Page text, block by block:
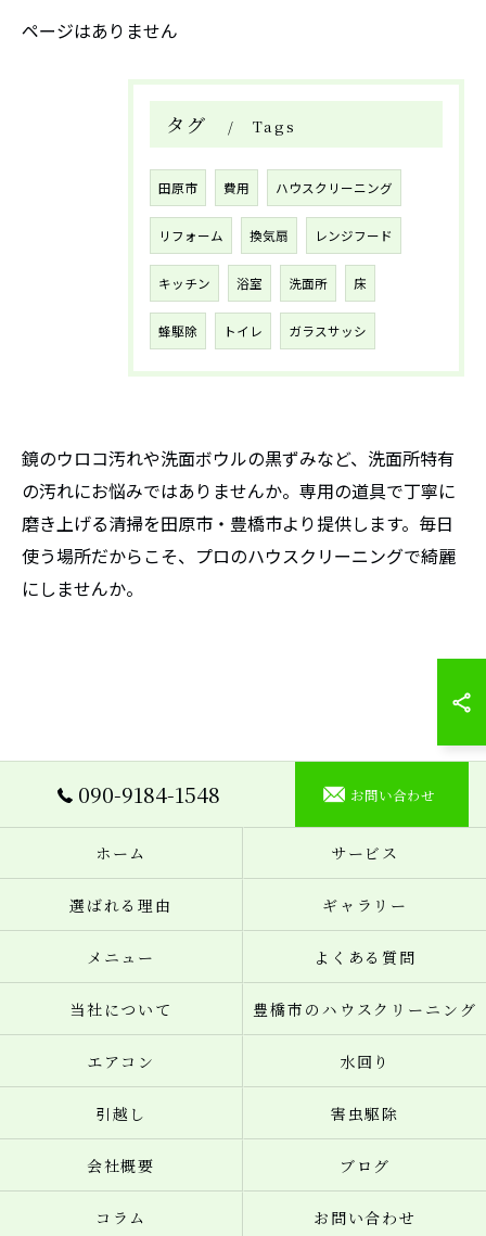
ページはありません
タグ Tags
田原市 費用 ハウスクリーニング
リフォーム 換気扇 レンジフード
キッチン 浴室 洗面所 床
蜂駆除 トイレ ガラスサッシ
鏡のウロコ汚れや洗面ボウルの黒ずみなど、洗面所特有
の汚れにお悩みではありませんか。専用の道具で丁寧に
磨き上げる清掃を田原市・豊橋市より提供します。毎日
使う場所だからこそ、プロのハウスクリーニングで綺麗
にしませんか。
090-9184-1548 お問い合わせ
ホーム サービス
選ばれる理由 ギャラリー
メニュー よくある質問
当社について 豊橋市のハウスクリーニング
エアコン 水回り
引越し 害虫駆除
会社概要 ブログ
コラム お問い合わせ